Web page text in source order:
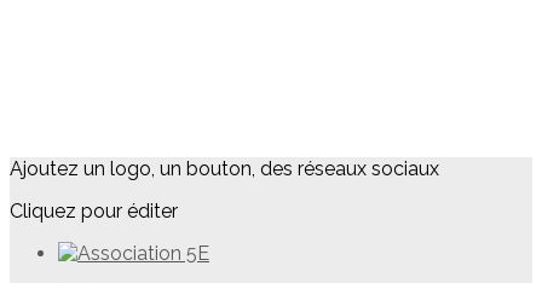
Ajoutez un logo, un bouton, des réseaux sociaux
Cliquez pour éditer